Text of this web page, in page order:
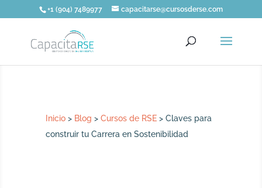
+1 (904) 7489977 capacitarse@cursosderse.com
Inicio > Blog >Cursos de RSE >Claves para
construir tu Carrera en Sostenibilidad